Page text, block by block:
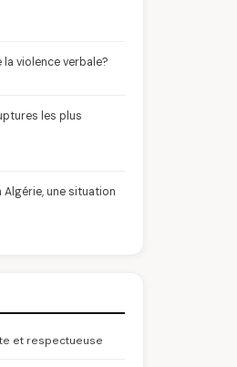
la violence verbale?
les plus
Algérie, une situation
et respectueuse